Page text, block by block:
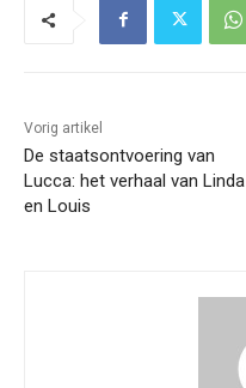
n
l
b
w
n
d
Vorig artikel
De staatsontvoering van
Lucca: het verhaal van Linda
en Louis